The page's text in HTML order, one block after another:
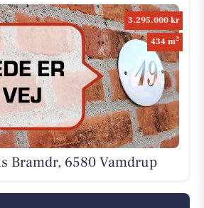
3.295.000 kr
434 m2
Bramdr, 6580 Vamdrup